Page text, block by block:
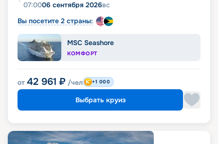
07:0006 сентября 2026вс
Вы посетите 2 страны:
MSC Seashore
КОМФОРТ
от 42 961 ₽ /чел +1 000
Выбрать круиз